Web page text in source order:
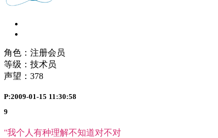
角色：注册会员
等级：技术员
声望： 378
P:2009-01-15 11:30:58
9
"我个人有种理解不知道对不对